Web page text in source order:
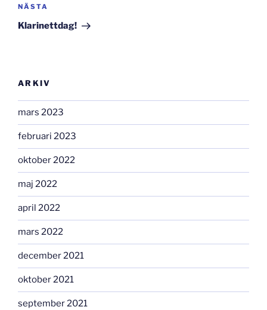
Nästa
inlägg
NÄSTA
Klarinettdag!
ARKIV
mars 2023
februari 2023
oktober 2022
maj 2022
april 2022
mars 2022
december 2021
oktober 2021
september 2021